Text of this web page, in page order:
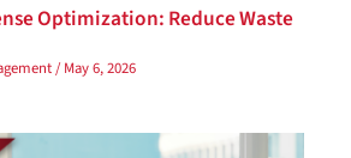
Optimization: Reduce Waste
/May 6, 2026